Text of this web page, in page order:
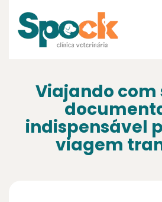
Viajando com
indispensável
viagem